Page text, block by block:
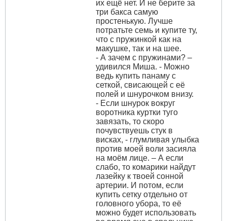
их ещё нет. И не берите за
три бакса самую
простенькую. Лучше
потратьте семь и купите ту,
что с пружинкой как на
макушке, так и на шее.
- А зачем с пружинами? –
удивился Миша. - Можно
ведь купить панаму с
сеткой, свисающей с её
полей и шнурочком внизу.
- Если шнурок вокруг
воротника куртки туго
завязать, то скоро
почувствуешь стук в
висках, - глумливая улыбка
против моей воли засияла
на моём лице. – А если
слабо, то комарики найдут
лазейку к твоей сонной
артерии. И потом, если
купить сетку отдельно от
головного убора, то её
можно будет использовать